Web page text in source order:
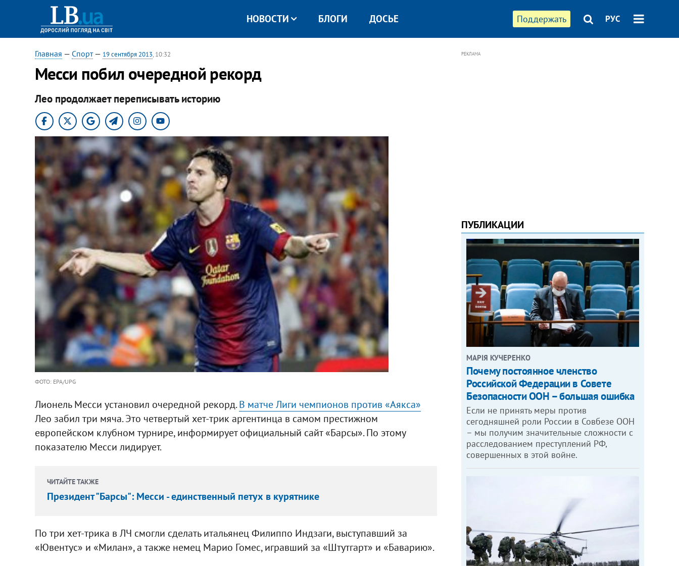
Поддержать РУС
НОВОСТИ БЛОГИ ДОСЬЕ
Главная — Спорт— 19 сентября 2013, 10:32
Месси побил очередной рекорд
Лео продолжает переписывать историю
ФОТО: EPA/UPG
Лионель Месси установил очередной рекорд.В матче Лиги чемпионов против «Аякса»
Лео забил три мяча. Это четвертый хет-трик аргентинца в самом престижном
европейском клубном турнире, информирует официальный сайт «Барсы». По этому
показателю Месси лидирует.
ЧИТАЙТЕ ТАКЖЕ
Президент "Барсы": Месси - единственный петух в курятнике
По три хет-трика в ЛЧ смогли сделать итальянец Филиппо Индзаги, выступавший за
«Ювентус» и «Милан», а также немец Марио Гомес, игравший за «Штутгарт» и «Баварию».
РЕКЛАМА
ПУБЛИКАЦИИ
МАРІЯ КУЧЕРЕНКО
​Почему постоянное членство
Российской Федерации в Совете
Безопасности ООН – большая ошибка
Если не принять меры против
сегодняшней роли России в Совбезе ООН
– мы получим значительные сложности с
расследованием преступлений РФ,
совершенных в этой войне.